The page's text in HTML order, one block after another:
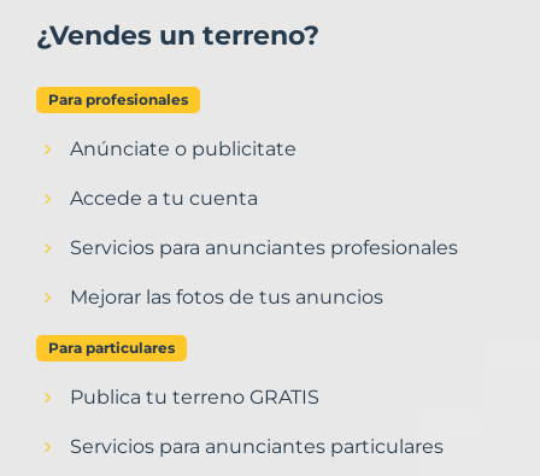
¿Vendes un terreno?
Para profesionales
Anúnciate o publicitate
Accede a tu cuenta
Servicios para anunciantes profesionales
Mejorar las fotos de tus anuncios
Para particulares
Publica tu terreno GRATIS
Servicios para anunciantes particulares